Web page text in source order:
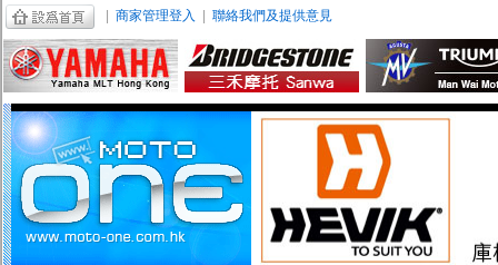
商家管理登入 聯絡我們及提供意見